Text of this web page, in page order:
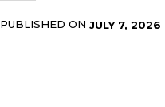
PUBLISHED ON JULY 7, 2026